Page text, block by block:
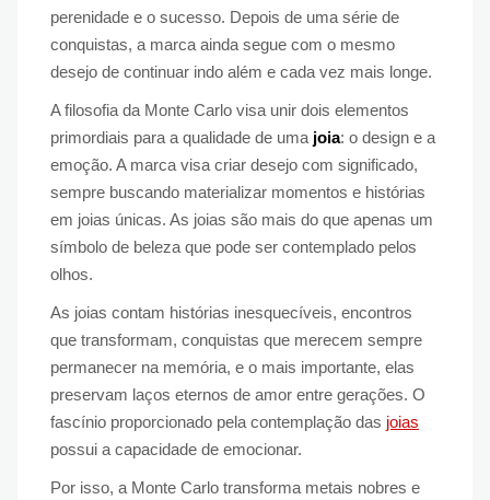
perenidade e o sucesso. Depois de uma série de
conquistas, a marca ainda segue com o mesmo
desejo de continuar indo além e cada vez mais longe.
A filosofia da Monte Carlo visa unir dois elementos
primordiais para a qualidade de uma joia: o design e a
emoção. A marca visa criar desejo com significado,
sempre buscando materializar momentos e histórias
em joias únicas. As joias são mais do que apenas um
símbolo de beleza que pode ser contemplado pelos
olhos.
As joias contam histórias inesquecíveis, encontros
que transformam, conquistas que merecem sempre
permanecer na memória, e o mais importante, elas
preservam laços eternos de amor entre gerações. O
fascínio proporcionado pela contemplação das joias
possui a capacidade de emocionar.
Por isso, a Monte Carlo transforma metais nobres e